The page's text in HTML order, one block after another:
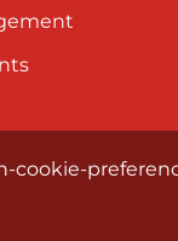
cookie-